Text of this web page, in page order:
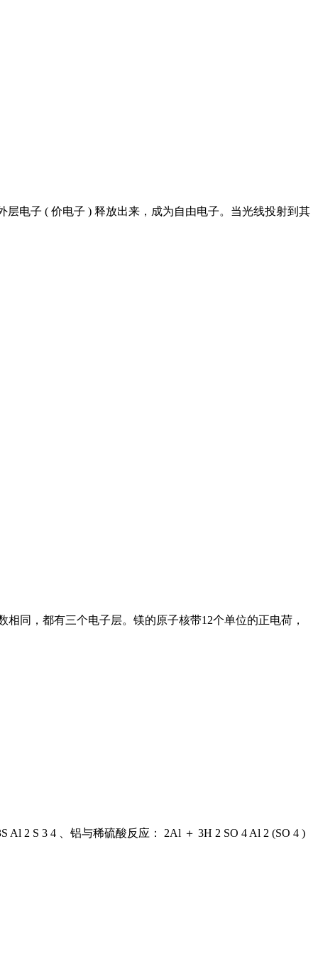
电子 ( 价电子 ) 释放出来，成为自由电子。当光线投射到其
同，都有三个电子层。镁的原子核带12个单位的正电荷，
2 S 3 4 、铝与稀硫酸反应： 2Al ＋ 3H 2 SO 4 Al 2 (SO 4 )